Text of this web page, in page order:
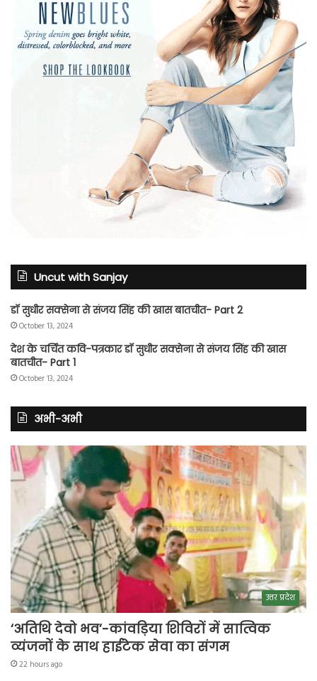
Uncut with Sanjay
डॉ सुधीर सक्सेना से संजय सिंह की खास बातचीत- Part 2
October 13, 2024
देश के चर्चित कवि-पत्रकार डॉ सुधीर सक्सेना से संजय सिंह की खास
बातचीत- Part 1
October 13, 2024
अभी-अभी
उत्तर प्रदेश
‘अतिथि देवो भव’-कांवड़िया शिविरों में सात्विक
व्यंजनों के साथ हाईटेक सेवा का संगम
22 hours ago